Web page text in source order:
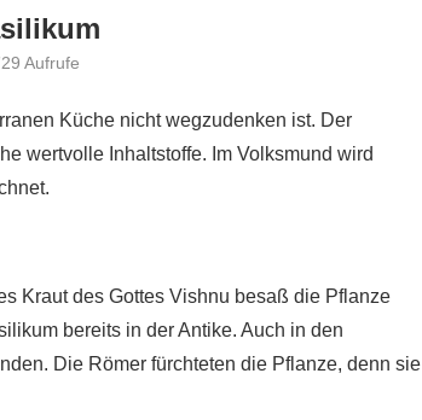
Aufrufe
Küche nicht wegzudenken ist. Der
wertvolle Inhaltstoffe. Im Volksmund wird
Kraut des Gottes Vishnu besaß die Pflanze
bereits in der Antike. Auch in den
Die Römer fürchteten die Pflanze, denn sie